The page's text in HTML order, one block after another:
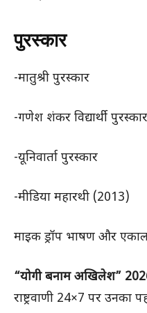
पुरस्कार
-मातुश्री पुरस्कार
-गणेश शंकर विद्यार्थी पुरस्कार
-यूनिवार्ता पुरस्कार
-मीडिया महारथी (2013)
माइक ड्रॉप भाषण और
“योगी बनाम अखिलेश”
राष्ट्रवाणी 24×7 पर उनका